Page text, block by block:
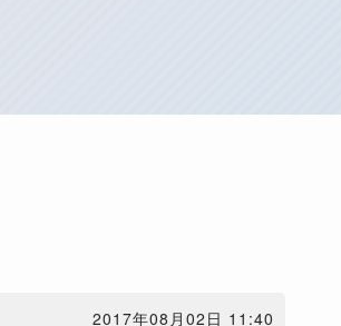
2017年08月02日 11:40